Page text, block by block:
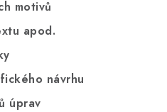
motivů
apod.
návrhu
úprav